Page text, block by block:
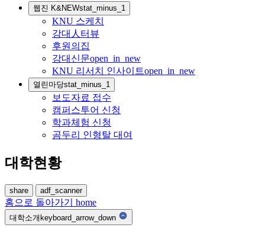
웹진 K&NEWstat_minus_1
KNU 스케치
강대人터뷰
후원의집
강대신문open_in_new
KNU 리서치 인사이트open_in_new
열린마당stat_minus_1
보도자료 접수
캠퍼스투어 신청
학과체험 신청
곰두리 인형탈 대여
대학현황
share adf_scanner
홈으로 돌아가기 home
대학소개keyboard_arrow_down